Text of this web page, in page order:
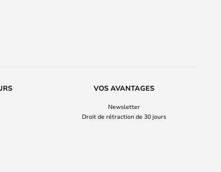
VOS AVANTAGES
Newsletter
Droit de rétraction de 30 jours